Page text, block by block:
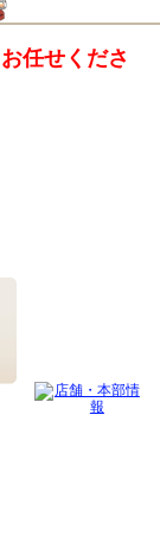
お任せくださ